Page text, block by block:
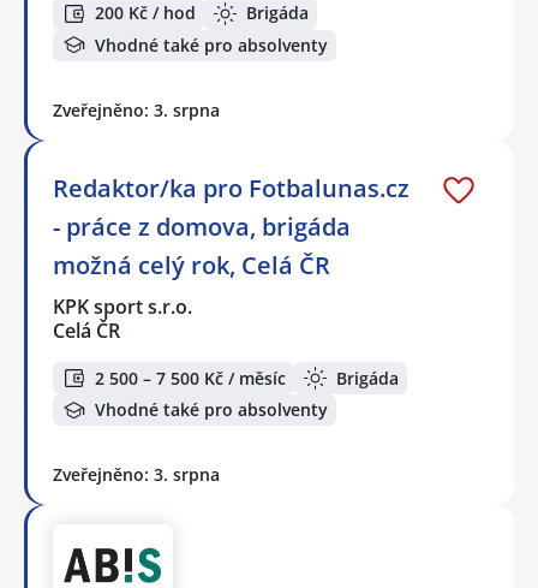
200 Kč / hod
Brigáda
Vhodné také pro absolventy
Zveřejněno: 3. srpna
Redaktor/ka pro Fotbalunas.cz
- práce z domova, brigáda
možná celý rok, Celá ČR
KPK sport s.r.o.
Celá ČR
2 500 – 7 500 Kč / měsíc
Brigáda
Vhodné také pro absolventy
Zveřejněno: 3. srpna